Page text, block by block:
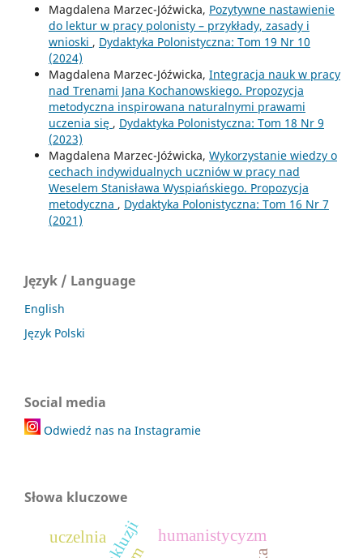
Magdalena Marzec-Jóźwicka, Pozytywne nastawienie
do lektur w pracy polonisty – przykłady, zasady i
wnioski , Dydaktyka Polonistyczna: Tom 19 Nr 10
(2024)
Magdalena Marzec-Jóźwicka, Integracja nauk w pracy
nad Trenami Jana Kochanowskiego. Propozycja
metodyczna inspirowana naturalnymi prawami
uczenia się , Dydaktyka Polonistyczna: Tom 18 Nr 9
(2023)
Magdalena Marzec-Jóźwicka, Wykorzystanie wiedzy o
cechach indywidualnych uczniów w pracy nad
Weselem Stanisława Wyspiańskiego. Propozycja
metodyczna , Dydaktyka Polonistyczna: Tom 16 Nr 7
(2021)
Język / Language
English
Język Polski
Social media
Odwiedź nas na Instagramie
Słowa kluczowe
humanistycyzm
uczelnia